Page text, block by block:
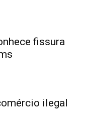
fissura
ilegal